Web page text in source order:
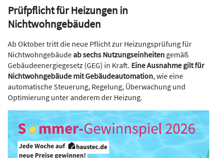
Prüfpflicht für Heizungen in
Nichtwohngebäuden
Ab Oktober tritt die neue Pflicht zur Heizungsprüfung für
Nichtwohngebäudeab sechs Nutzungseinheiten gemäß
Gebäudeenergiegesetz (GEG) in Kraft. Eine Ausnahme gilt für
Nichtwohngebäude mit Gebäudeautomation, wie eine
automatische Steuerung, Regelung, Überwachung und
Optimierung unter anderem der Heizung.